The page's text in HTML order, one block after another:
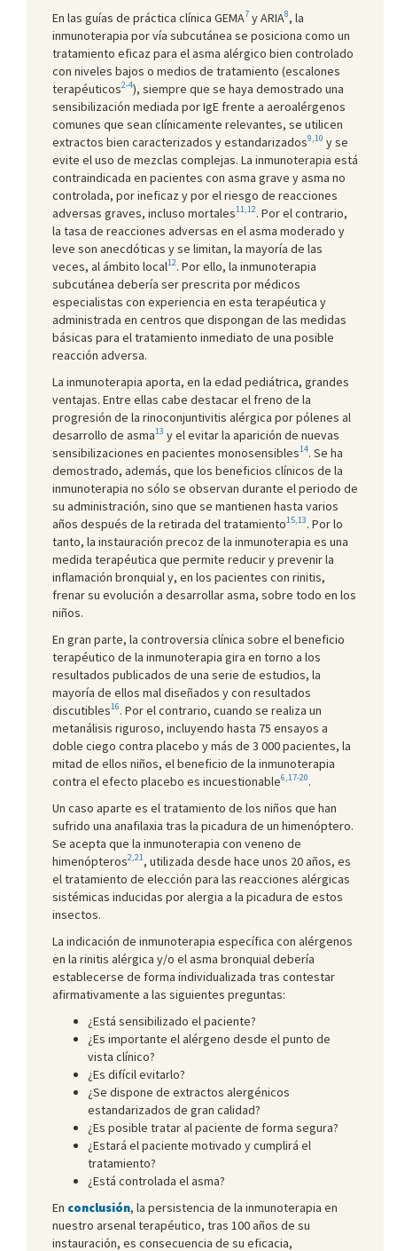
En las guías de práctica clínica GEMA7 y ARIA8, la
inmunoterapia por vía subcutánea se posiciona como un
tratamiento eficaz para el asma alérgico bien controlado
con niveles bajos o medios de tratamiento (escalones
terapéuticos2-4), siempre que se haya demostrado una
sensibilización mediada por IgE frente a aeroalérgenos
comunes que sean clínicamente relevantes, se utilicen
extractos bien caracterizados y estandarizados9,10 y se
evite el uso de mezclas complejas. La inmunoterapia está
contraindicada en pacientes con asma grave y asma no
controlada, por ineficaz y por el riesgo de reacciones
adversas graves, incluso mortales11,12. Por el contrario,
la tasa de reacciones adversas en el asma moderado y
leve son anecdóticas y se limitan, la mayoría de las
veces, al ámbito local12. Por ello, la inmunoterapia
subcutánea debería ser prescrita por médicos
especialistas con experiencia en esta terapéutica y
administrada en centros que dispongan de las medidas
básicas para el tratamiento inmediato de una posible
reacción adversa.
La inmunoterapia aporta, en la edad pediátrica, grandes
ventajas. Entre ellas cabe destacar el freno de la
progresión de la rinoconjuntivitis alérgica por pólenes al
desarrollo de asma13 y el evitar la aparición de nuevas
sensibilizaciones en pacientes monosensibles14. Se ha
demostrado, además, que los beneficios clínicos de la
inmunoterapia no sólo se observan durante el periodo de
su administración, sino que se mantienen hasta varios
años después de la retirada del tratamiento15,13. Por lo
tanto, la instauración precoz de la inmunoterapia es una
medida terapéutica que permite reducir y prevenir la
inflamación bronquial y, en los pacientes con rinitis,
frenar su evolución a desarrollar asma, sobre todo en los
niños.
En gran parte, la controversia clínica sobre el beneficio
terapéutico de la inmunoterapia gira en torno a los
resultados publicados de una serie de estudios, la
mayoría de ellos mal diseñados y con resultados
discutibles16. Por el contrario, cuando se realiza un
metanálisis riguroso, incluyendo hasta 75 ensayos a
doble ciego contra placebo y más de 3 000 pacientes, la
mitad de ellos niños, el beneficio de la inmunoterapia
contra el efecto placebo es incuestionable6,17-20.
Un caso aparte es el tratamiento de los niños que han
sufrido una anafilaxia tras la picadura de un himenóptero.
Se acepta que la inmunoterapia con veneno de
himenópteros2,21, utilizada desde hace unos 20 años, es
el tratamiento de elección para las reacciones alérgicas
sistémicas inducidas por alergia a la picadura de estos
insectos.
La indicación de inmunoterapia específica con alérgenos
en la rinitis alérgica y/o el asma bronquial debería
establecerse de forma individualizada tras contestar
afirmativamente a las siguientes preguntas:
¿Está sensibilizado el paciente?
¿Es importante el alérgeno desde el punto de
vista clínico?
¿Es difícil evitarlo?
¿Se dispone de extractos alergénicos
estandarizados de gran calidad?
¿Es posible tratar al paciente de forma segura?
¿Estará el paciente motivado y cumplirá el
tratamiento?
¿Está controlada el asma?
En conclusión, la persistencia de la inmunoterapia en
nuestro arsenal terapéutico, tras 100 años de su
instauración, es consecuencia de su eficacia,